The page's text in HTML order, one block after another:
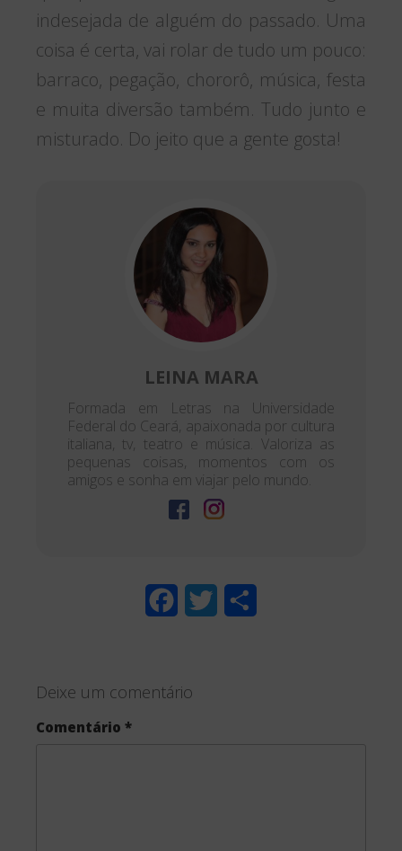
indesejada de alguém do passado. Uma
coisa é certa, vai rolar de tudo um pouco:
barraco, pegação, chororô, música, festa
e muita diversão também. Tudo junto e
misturado. Do jeito que a gente gosta!
LEINA MARA
Formada em Letras na Universidade
Federal do Ceará, apaixonada por cultura
italiana, tv, teatro e música. Valoriza as
pequenas coisas, momentos com os
amigos e sonha em viajar pelo mundo.
e
Deixe um comentário
Comentário *